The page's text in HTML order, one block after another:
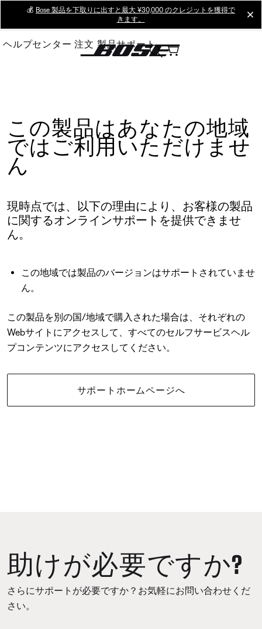
Main
💰 Bose 製品を下取りに出すと最大 ¥30,000 のクレジットを獲得で
きます。
ヘルプセンター 注文 製品サポート
この製品はあなたの地域
ではご利用いただけませ
ん
現時点では、以下の理由により、お客様の製品
に関するオンラインサポートを提供できませ
ん。
この地域では製品のバージョンはサポートされていませ
ん。
この製品を別の国/地域で購入された場合は、それぞれの
Webサイトにアクセスして、すべてのセルフサービスヘル
プコンテンツにアクセスしてください。
サポートホームページへ
助けが必要ですか?
さらにサポートが必要ですか？お気軽にお問い合わせくだ
さい。